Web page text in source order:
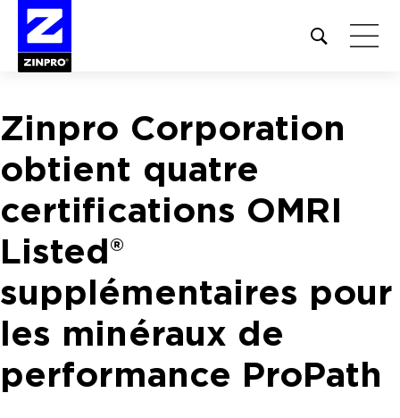
Open
site
Rechercher :
Zinpro Corporation
obtient quatre
certifications OMRI
Listed®
supplémentaires pour
les minéraux de
performance ProPath